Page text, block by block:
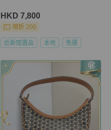
HKD 7,800
現折 200
近新閒置品 本地 免運